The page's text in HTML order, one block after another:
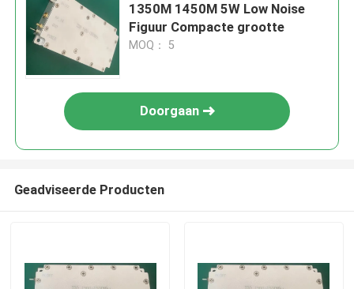
1350M 1450M 5W Low Noise
Figuur Compacte grootte
MOQ： 5
Doorgaan
Geadviseerde Producten